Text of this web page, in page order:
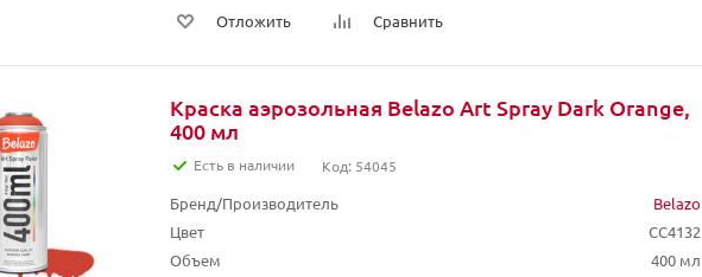
Отложить Сравнить
Краска аэрозольная Belazo Art Spray Dark Orange,
400 мл
Есть в наличии Код: 54045
Бренд/Производитель
Belazo
Цвет
CC4132
Объем
400 мл